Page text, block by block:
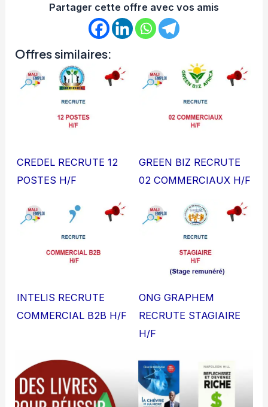
Partager cette offre avec vos amis
Offres similaires:
CREDEL RECRUTE 12
POSTES H/F
GREEN BIZ RECRUTE
02 COMMERCIAUX H/F
INTELIS RECRUTE
COMMERCIAL B2B H/F
ONG GRAPHEM
RECRUTE STAGIAIRE
H/F